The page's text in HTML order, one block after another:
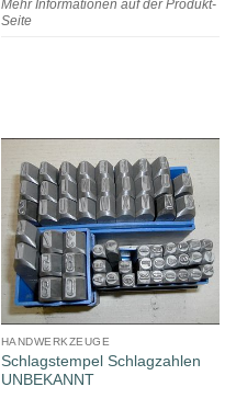
Mehr Informationen auf der Produkt-
Seite
HANDWERKZEUGE
Schlagstempel Schlagzahlen
UNBEKANNT